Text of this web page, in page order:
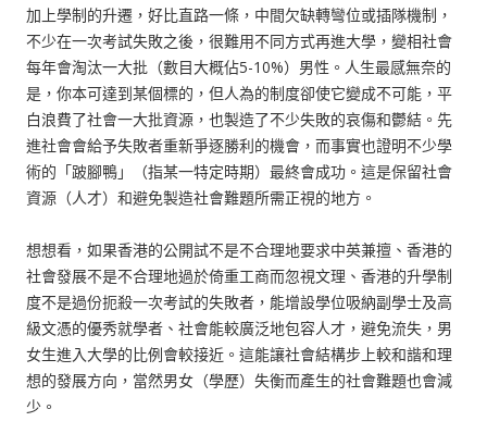
加上學制的升遷，好比直路一條，中間欠缺轉彎位或插隊機制，
不少在一次考試失敗之後，很難用不同方式再進大學，變相社會
每年會淘汰一大批（數目大概佔5-10%）男性。人生最感無奈的
是，你本可達到某個標的，但人為的制度卻使它變成不可能，平
白浪費了社會一大批資源，也製造了不少失敗的哀傷和鬱結。先
進社會會給予失敗者重新爭逐勝利的機會，而事實也證明不少學
術的「跛腳鴨」（指某一特定時期）最終會成功。這是保留社會
資源（人才）和避免製造社會難題所需正視的地方。
想想看，如果香港的公開試不是不合理地要求中英兼擅、香港的
社會發展不是不合理地過於倚重工商而忽視文理、香港的升學制
度不是過份扼殺一次考試的失敗者，能增設學位吸納副學士及高
級文憑的優秀就學者、社會能較廣泛地包容人才，避免流失，男
女生進入大學的比例會較接近。這能讓社會結構步上較和諧和理
想的發展方向，當然男女（學歷）失衡而產生的社會難題也會減
少。